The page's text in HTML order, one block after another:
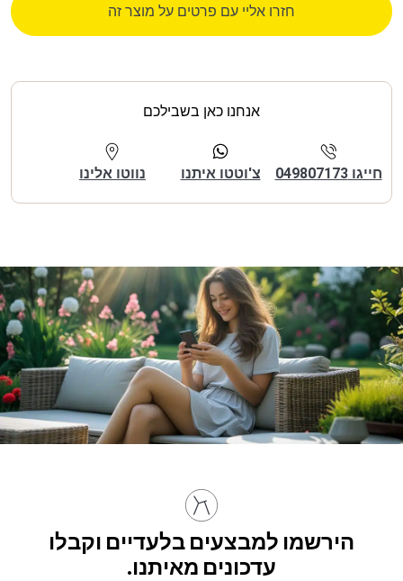
חזרו אליי עם פרטים על מוצר זה
אנחנו כאן בשבילכם
חייגו 049807173 צ'וטטו איתנו נווטו אלינו
הירשמו למבצעים בלעדיים וקבלו
עדכונים מאיתנו.